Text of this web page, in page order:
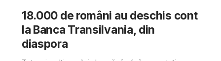
18.000 de români au deschis cont
la Banca Transilvania, din
diaspora